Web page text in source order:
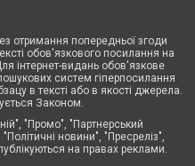
отримання попередньої згоди
обов'язкового посилання на
інтернет-видань обов'язкове
систем гіперпосилання
в тексті або в якості джерела.
Законом.
"Промо", "Партнерський
новини", "Пресреліз",
на правах реклами.